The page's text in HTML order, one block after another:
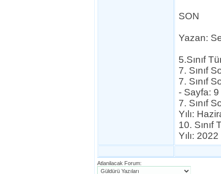
SON
Yazan:
5.Sınıf
7. Sınıf
7. Sınıf
- Sayfa: 9
7. Sınıf
Yılı:
10. Sınıf
Yılı:
Atlanilacak Forum: